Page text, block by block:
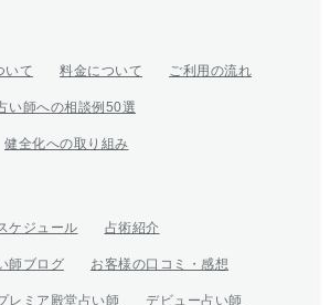
いて 料金について ご利用の流れ
い師への相談例50選
健全化への取り組み
ケジュール 占術紹介
師ブログ お客様の口コミ・感想
レミア殿堂占い師 デビュー占い師